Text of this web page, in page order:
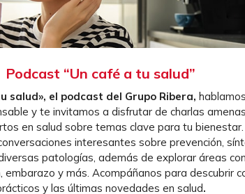
Podcast “Un café a tu salud”
salud», el podcast del Grupo Ribera,
y te invitamos a disfrutar de charlas
en salud sobre temas clave para tu bienestar.
interesantes sobre prevención,
patologías, además de explorar áreas
embarazo y más. Acompáñanos para descubrir
y las últimas novedades en salud.